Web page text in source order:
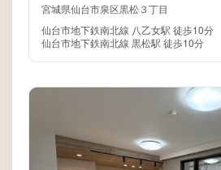
宮城県仙台市泉区黒松３丁目
仙台市地下鉄南北線 八乙女駅 徒歩10分
仙台市地下鉄南北線 黒松駅 徒歩10分